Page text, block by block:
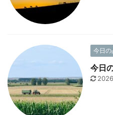
今日の
今日